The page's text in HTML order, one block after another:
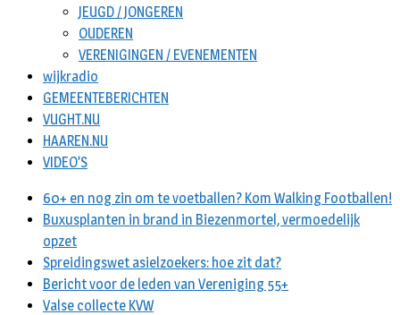
JEUGD / JONGEREN
OUDEREN
VERENIGINGEN / EVENEMENTEN
wijkradio
GEMEENTEBERICHTEN
VUGHT.NU
HAAREN.NU
VIDEO’S
60+ en nog zin om te voetballen? Kom Walking Footballen!
Buxusplanten in brand in Biezenmortel, vermoedelijk
opzet
Spreidingswet asielzoekers: hoe zit dat?
Bericht voor de leden van Vereniging 55+
Valse collecte KVW